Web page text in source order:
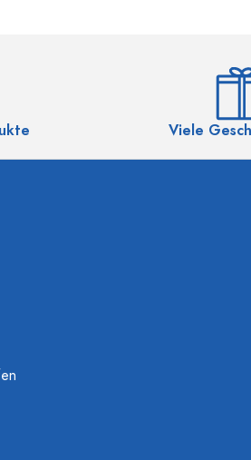
Viele